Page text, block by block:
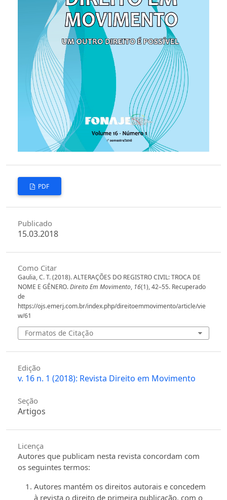
PDF
Publicado
15.03.2018
Como Citar
Gaulia, C. T. (2018). ALTERAÇÕES DO REGISTRO CIVIL: TROCA DE
NOME E GÊNERO.Direito Em Movimento, 16(1), 42–55. Recuperado
de
https://ojs.emerj.com.br/index.php/direitoemmovimento/article/vie
w/61
Formatos de Citação
Edição
v. 16 n. 1 (2018): Revista Direito em Movimento
Seção
Artigos
Licença
Autores que publicam nesta revista concordam com
os seguintes termos:
Autores mantém os direitos autorais e concedem
à revista o direito de primeira publicação, com o